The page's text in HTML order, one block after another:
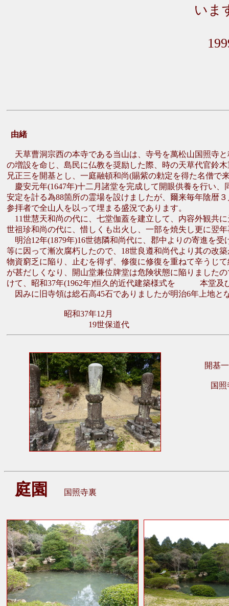
いま
由緒
天草曹洞宗西の本寺である当山は、寺号を萬松山国照寺
の増設を命じ、島民に仏教を奨励した際、時の天草代官鈴
兄正三を開基とし、一庭融頓和尚(賜紫の勅定を得た名僧
慶安元年(1647年)十二月諸堂を完成して開眼供養を行い
安定を計る為88箇所の霊場を設けましたが、爾来毎年陰暦
参拝者で全山人を以って埋まる盛況であります。
11世慧天和尚の代に、七堂伽蓋を建立して、内容外観共
世祖珍和尚の代に、惜しくも出火し、一部を焼失し更に翌
明治12年(1879年)16世徳隣和尚代に、郡中よりの寄進を
等に因って漸次腐朽したので、18世良遵和尚代より其の改
物資窮乏に陥り、止むを得ず、修復に修復を重ねて辛うじ
が甚だしくなり、開山堂兼位牌堂は危険状態に陥りました
けて、昭和37年(1962年)恒久的近代建築様式を 本堂及
因みに旧寺領は総石高45石でありましたが明治6年上地と
昭和37年12月
19世保道代
開基
国照寺
庭園 国照寺裏